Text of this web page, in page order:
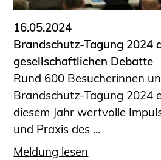
16.05.2024
Brandschutz-Tagung 2024
gesellschaftlichen Debatte
Rund 600 Besucherinnen
Brandschutz-Tagung 2024
diesem Jahr wertvolle
und Praxis des ...
Meldung lesen